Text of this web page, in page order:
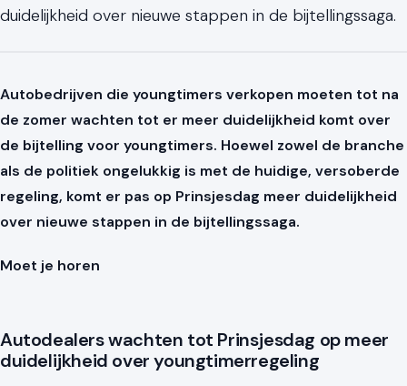
duidelijkheid over nieuwe stappen in de bijtellingssaga.
Autobedrijven die youngtimers verkopen moeten tot na
de zomer wachten tot er meer duidelijkheid komt over
de bijtelling voor youngtimers. Hoewel zowel de branche
als de politiek ongelukkig is met de huidige, versoberde
regeling, komt er pas op Prinsjesdag meer duidelijkheid
over nieuwe stappen in de bijtellingssaga.
Moet je horen
Autodealers wachten tot Prinsjesdag op meer
duidelijkheid over youngtimerregeling